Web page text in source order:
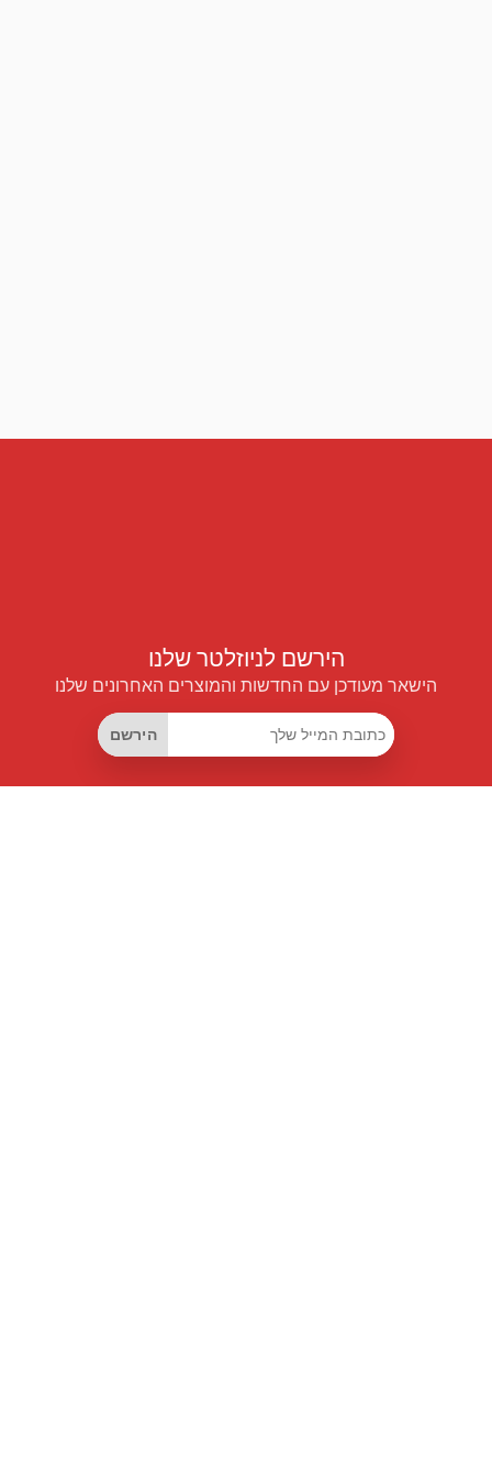
הירשם לניוזלטר שלנו
הישאר מעודכן עם החדשות והמוצרים האחרונים שלנו
הירשם